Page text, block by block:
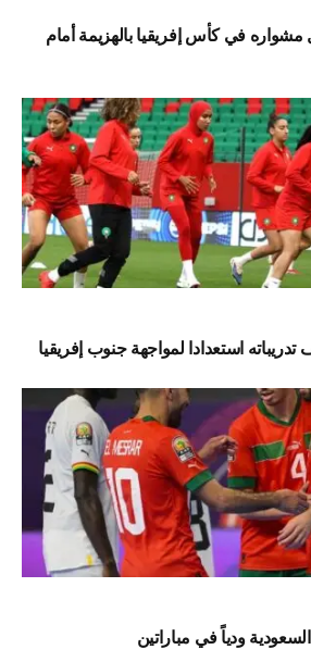
في كأس إفريقيا بالهزيمة أمام
استعدادا لمواجهة جنوب إفريقيا
ودياً في مباراتين